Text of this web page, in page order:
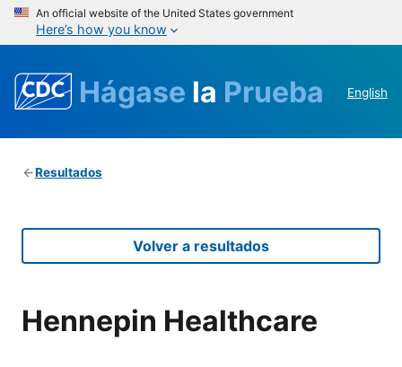
An official website of the United States government
Here’s how you know
Hágase la Prueba English
Resultados
Volver a resultados
Hennepin Healthcare